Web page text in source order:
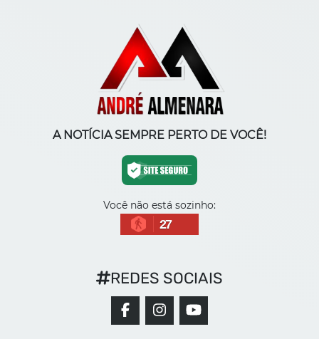
A NOTÍCIA SEMPRE PERTO DE VOCÊ!
Você não está sozinho:
27
REDES SOCIAIS